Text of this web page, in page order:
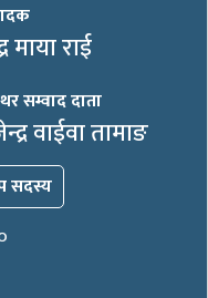
माया राई
सम्वाद दाता
वाईवा तामाङ
सदस्य